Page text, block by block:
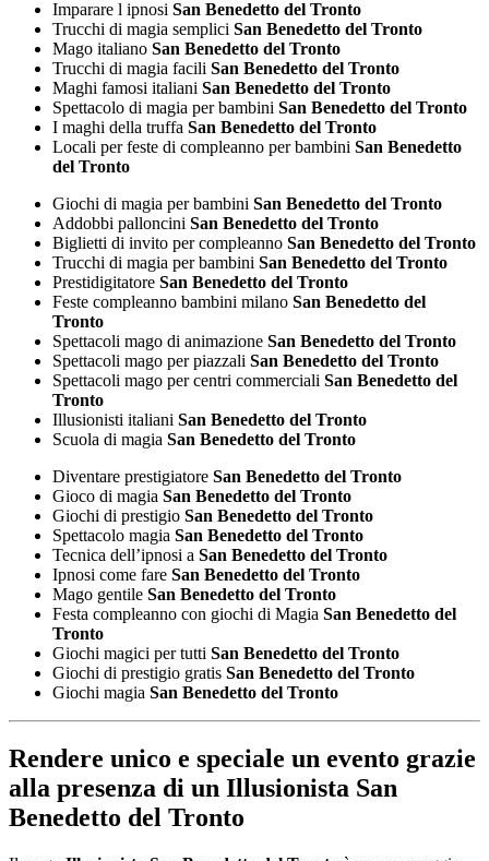
Imparare l ipnosi San Benedetto del Tronto
Trucchi di magia semplici San Benedetto del Tronto
Mago italiano San Benedetto del Tronto
Trucchi di magia facili San Benedetto del Tronto
Maghi famosi italiani San Benedetto del Tronto
Spettacolo di magia per bambini San Benedetto del Tronto
I maghi della truffa San Benedetto del Tronto
Locali per feste di compleanno per bambini San Benedetto
del Tronto
Giochi di magia per bambini San Benedetto del Tronto
Addobbi palloncini San Benedetto del Tronto
Biglietti di invito per compleanno San Benedetto del Tronto
Trucchi di magia per bambini San Benedetto del Tronto
Prestidigitatore San Benedetto del Tronto
Feste compleanno bambini milano San Benedetto del
Tronto
Spettacoli mago di animazione San Benedetto del Tronto
Spettacoli mago per piazzali San Benedetto del Tronto
Spettacoli mago per centri commerciali San Benedetto del
Tronto
Illusionisti italiani San Benedetto del Tronto
Scuola di magia San Benedetto del Tronto
Diventare prestigiatore San Benedetto del Tronto
Gioco di magia San Benedetto del Tronto
Giochi di prestigio San Benedetto del Tronto
Spettacolo magia San Benedetto del Tronto
Tecnica dell’ipnosi a San Benedetto del Tronto
Ipnosi come fare San Benedetto del Tronto
Mago gentile San Benedetto del Tronto
Festa compleanno con giochi di Magia San Benedetto del
Tronto
Giochi magici per tutti San Benedetto del Tronto
Giochi di prestigio gratis San Benedetto del Tronto
Giochi magia San Benedetto del Tronto
Rendere unico e speciale un evento grazie
alla presenza di un Illusionista San
Benedetto del Tronto